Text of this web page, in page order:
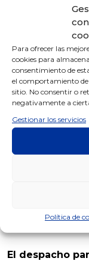
Para ofrecer las
cookies para
consentimiento de
el comportamiento de
sitio. No consentir o
negativamente a
Gestionar los servicios
Política de
criterios de
No obstante lo
utilicen control
trabajador por
fichar) o
obligación, sin
jornada de
Dada la
para las
expuestos para
El despacho